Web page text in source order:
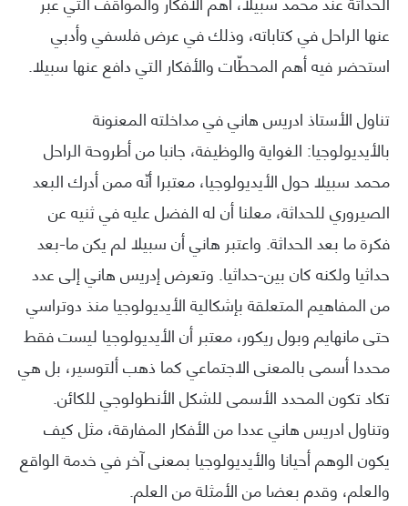
عنها الراحل في كتاباته، وذلك في عرض فلسفي وأدبي
استحضر فيه أهم المحطّات والأفكار التي دافع عنها سبيلا.
تناول الأستاذ ادريس هاني في مداخلته المعنونة
بالأيديولوجيا: الغواية والوظيفة، جانبا من أطروحة الراحل
محمد سبيلا حول الأيديولوجيا، معتبرا أنّه ممن أدرك البعد
الصيروري للحداثة، معلنا أن له الفضل عليه في ثنيه عن
فكرة ما بعد الحداثة. واعتبر هاني أن سبيلا لم يكن ما-بعد
حداثيا ولكنه كان بين-حداثيا. وتعرض إدريس هاني إلى عدد
من المفاهيم المتعلقة بإشكالية الأيديولوجيا منذ دوتراسي
حتى مانهايم وبول ريكور، معتبر أن الأيديولوجيا ليست فقط
محددا أسمى بالمعنى الاجتماعي كما ذهب ألتوسير، بل هي
تكاد تكون المحدد الأسمى للشكل الأنطولوجي للكائن.
وتناول ادريس هاني عددا من الأفكار المفارقة، مثل كيف
يكون الوهم أحيانا والأيديولوجيا بمعنى آخر في خدمة الواقع
والعلم، وقدم بعضا من الأمثلة من العلم.